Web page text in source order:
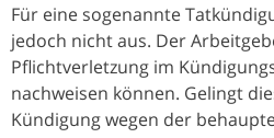
Für eine sogenannte
jedoch nicht aus. Der
Pflichtverletzung im
nachweisen können. Gelingt
Kündigung wegen der